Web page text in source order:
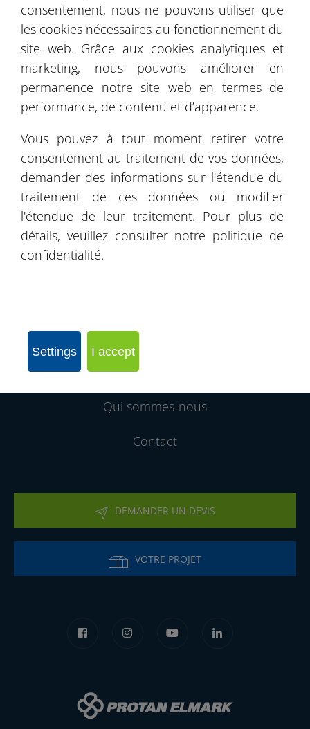
Leaflet| ©OpenStreetMap ©CartoDB
Catalogue d'images
Nos Realisations
Rejoignez notre réseau d´entreprises
Qui sommes-nous
Contact
DEMANDER UN DEVIS
VOTRE PROJET
consentement, nous ne pouvons utiliser que
les cookies nécessaires au fonctionnement du
site web. Grâce aux cookies analytiques et
marketing, nous pouvons améliorer en
permanence notre site web en termes de
performance, de contenu et d’apparence.
Vous pouvez à tout moment retirer votre
consentement au traitement de vos données,
demander des informations sur l'étendue du
traitement de ces données ou modifier
l'étendue de leur traitement. Pour plus de
détails, veuillez consulter notre politique de
confidentialité.
Settings I accept